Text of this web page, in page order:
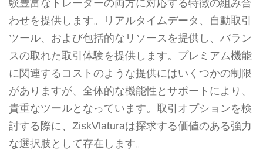
験豊富なトレーダーの両方に対応する特徴の組み合
わせを提供します。リアルタイムデータ、自動取引
ツール、および包括的なリソースを提供し、バラン
スの取れた取引体験を提供します。プレミアム機能
に関連するコストのような提供にはいくつかの制限
がありますが、全体的な機能性とサポートにより、
貴重なツールとなっています。取引オプションを検
討する際に、ZiskVlaturaは探求する価値のある強力
な選択肢として存在します。